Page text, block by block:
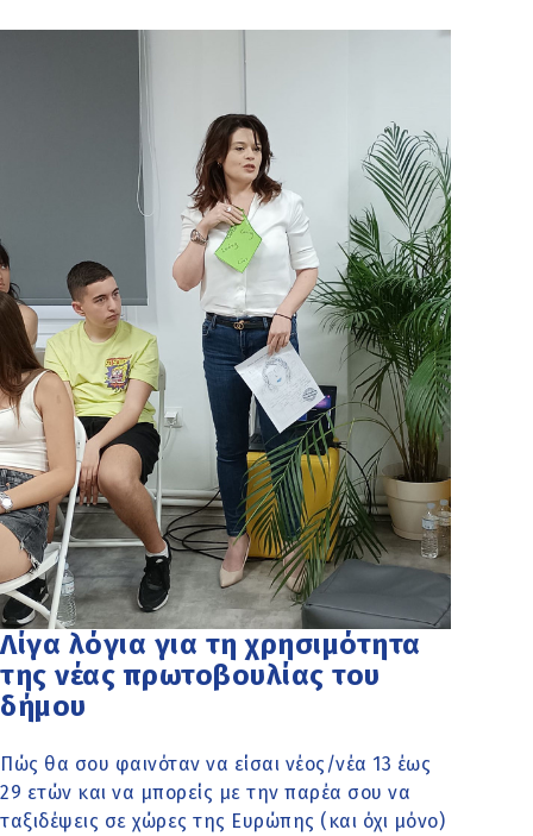
Λίγα λόγια για τη χρησιμότητα
της νέας πρωτοβουλίας του
δήμου
Πώς θα σου φαινόταν να είσαι νέος/νέα 13 έως
29 ετών και να μπορείς με την παρέα σου να
ταξιδέψεις σε χώρες της Ευρώπης (και όχι μόνο)